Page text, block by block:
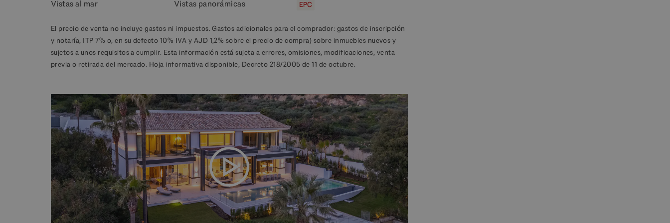
Vistas al mar
Vistas panorámicas EPC
El precio de venta no incluye gastos ni impuestos. Gastos adicionales para el comprador: gastos de inscripción
y notaría, ITP 7% o, en su defecto 10% IVA y AJD 1,2% sobre el precio de compra) sobre inmuebles nuevos y
sujetos a unos requisitos a cumplir. Esta información está sujeta a errores, omisiones, modificaciones, venta
previa o retirada del mercado. Hoja informativa disponible, Decreto 218/2005 de 11 de octubre.